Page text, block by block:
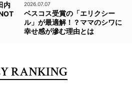
内
2026.07.07
ベスコス受賞の「エリクシー
ル」が最適解！？ママのシワに
幸せ感が滲む理由とは
RANKING